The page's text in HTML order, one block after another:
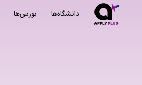
دانشگاه‌ها بورس‌ها